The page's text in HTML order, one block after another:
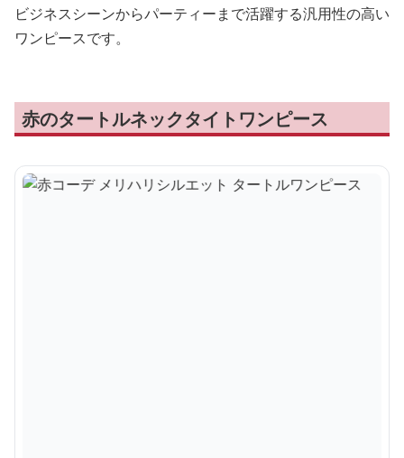
ビジネスシーンからパーティーまで活躍する汎用性の高い
ワンピースです。
赤のタートルネックタイトワンピース